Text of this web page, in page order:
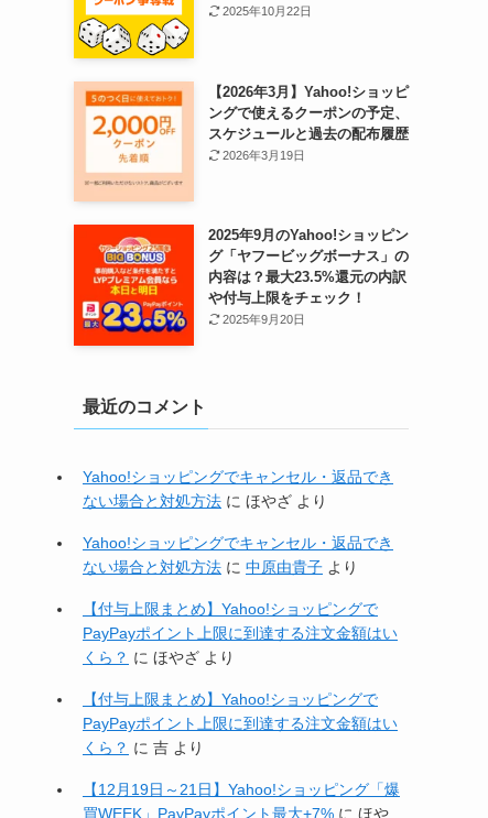
2025年10月22日
【2026年3月】Yahoo!ショッピ
ングで使えるクーポンの予定、
スケジュールと過去の配布履歴
2026年3月19日
2025年9月のYahoo!ショッピン
グ「ヤフービッグボーナス」の
内容は？最大23.5%還元の内訳
や付与上限をチェック！
2025年9月20日
最近のコメント
Yahoo!ショッピングでキャンセル・返品でき
ない場合と対処方法 に ほやざ より
Yahoo!ショッピングでキャンセル・返品でき
ない場合と対処方法 に 中原由貴子 より
【付与上限まとめ】Yahoo!ショッピングで
PayPayポイント上限に到達する注文金額はい
くら？ に ほやざ より
【付与上限まとめ】Yahoo!ショッピングで
PayPayポイント上限に到達する注文金額はい
くら？ に 吉 より
【12月19日～21日】Yahoo!ショッピング「爆
買WEEK」PayPayポイント最大+7% に ほや